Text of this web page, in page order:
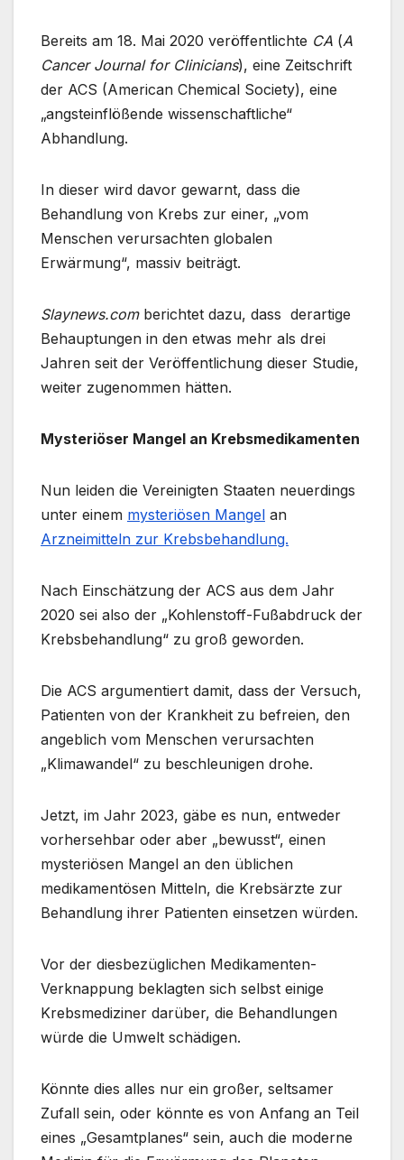
Bereits am 18. Mai 2020 veröffentlichte CA (A
Cancer Journal for Clinicians), eine Zeitschrift
der ACS (American Chemical Society), eine
„angsteinflößende wissenschaftliche“
Abhandlung.
In dieser wird davor gewarnt, dass die
Behandlung von Krebs zur einer, „vom
Menschen verursachten globalen
Erwärmung“, massiv beiträgt.
Slaynews.comberichtet dazu, dass derartige
Behauptungen in den etwas mehr als drei
Jahren seit der Veröffentlichung dieser Studie,
weiter zugenommen hätten.
Mysteriöser Mangel an Krebsmedikamenten
Nun leiden die Vereinigten Staaten neuerdings
unter einem mysteriösen Mangel an
Arzneimitteln zur Krebsbehandlung.
Nach Einschätzung der ACS aus dem Jahr
2020 sei also der „Kohlenstoff-Fußabdruck der
Krebsbehandlung“ zu groß geworden.
Die ACS argumentiert damit, dass der Versuch,
Patienten von der Krankheit zu befreien, den
angeblich vom Menschen verursachten
„Klimawandel“ zu beschleunigen drohe.
Jetzt, im Jahr 2023, gäbe es nun, entweder
vorhersehbar oder aber „bewusst“, einen
mysteriösen Mangel an den üblichen
medikamentösen Mitteln, die Krebsärzte zur
Behandlung ihrer Patienten einsetzen würden.
Vor der diesbezüglichen Medikamenten-
Verknappung beklagten sich selbst einige
Krebsmediziner darüber, die Behandlungen
würde die Umwelt schädigen.
Könnte dies alles nur ein großer, seltsamer
Zufall sein, oder könnte es von Anfang an Teil
eines „Gesamtplanes“ sein, auch die moderne